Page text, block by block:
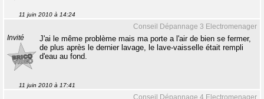
11 juin 2010 à 14:24
Conseil Dépannage 3 Electromenager
Invité
J'ai le même problème mais ma porte a l'air de bien se fermer,
de plus après le dernier lavage, le lave-vaisselle était rempli
d'eau au fond.
11 juin 2010 à 17:41
Conseil Dépannage 4 Electromenager